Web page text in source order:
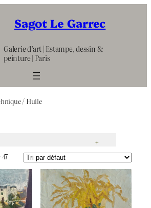
Sagot Le Garrec
Galerie d’art | Estampe, dessin &
peinture | Paris
/ Huile
+